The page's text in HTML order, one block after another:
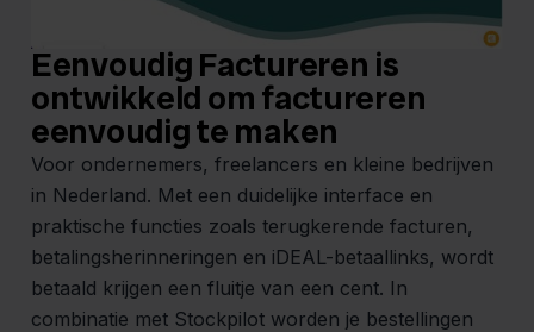
Eenvoudig Factureren is
ontwikkeld om factureren
eenvoudig te maken
Voor ondernemers, freelancers en kleine bedrijven
in Nederland. Met een duidelijke interface en
praktische functies zoals terugkerende facturen,
betalingsherinneringen en iDEAL-betaallinks, wordt
betaald krijgen een fluitje van een cent. In
combinatie met Stockpilot worden je bestellingen